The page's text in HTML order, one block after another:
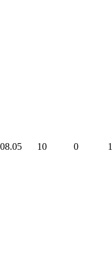
10 0 1